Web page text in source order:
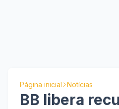
Página inicial Notícias
BB libera